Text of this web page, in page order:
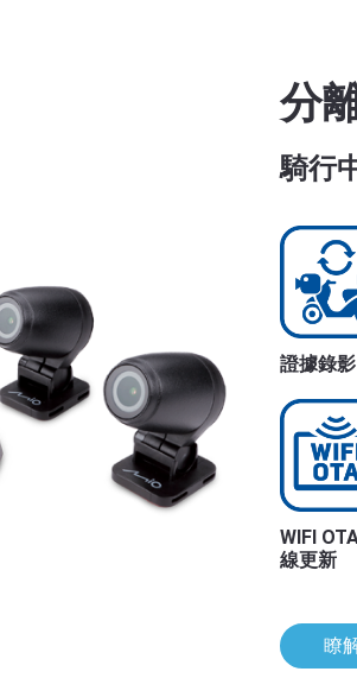
分
騎行
證據錄影
WIFI
線更新
瞭